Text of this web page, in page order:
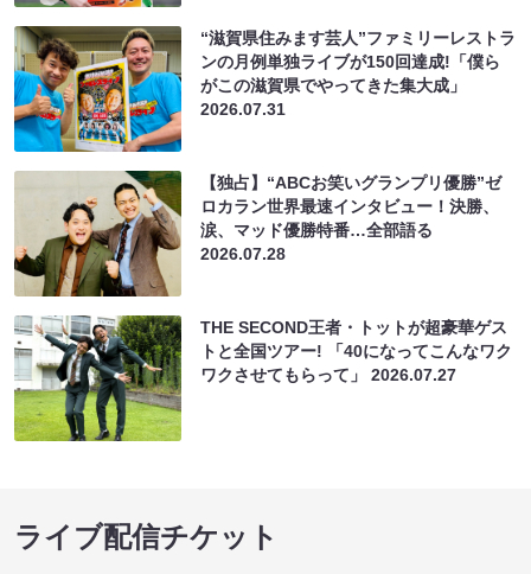
“滋賀県住みます芸人”ファミリーレストラ
ンの月例単独ライブが150回達成!「僕ら
がこの滋賀県でやってきた集大成」
2026.07.31
【独占】“ABCお笑いグランプリ優勝”ゼ
ロカラン世界最速インタビュー！決勝、
涙、マッド優勝特番…全部語る
2026.07.28
THE SECOND王者・トットが超豪華ゲス
トと全国ツアー! 「40になってこんなワク
ワクさせてもらって」2026.07.27
ライブ配信チケット